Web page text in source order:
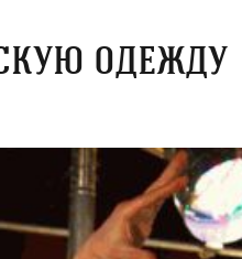
одежду